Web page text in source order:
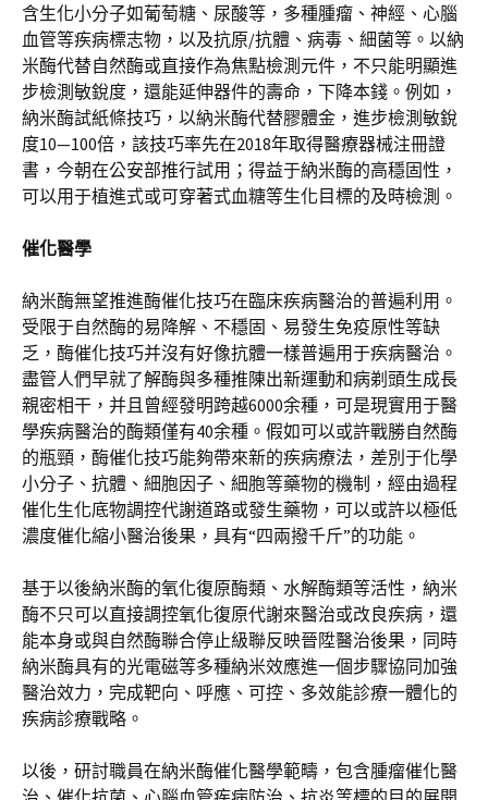
含生化小分子如葡萄糖、尿酸等，多種腫瘤、神經、心腦
血管等疾病標志物，以及抗原/抗體、病毒、細菌等。以納
米酶代替自然酶或直接作為焦點檢測元件，不只能明顯進
步檢測敏銳度，還能延伸器件的壽命，下降本錢。例如，
納米酶試紙條技巧，以納米酶代替膠體金，進步檢測敏銳
度10—100倍，該技巧率先在2018年取得醫療器械注冊證
書，今朝在公安部推行試用；得益于納米酶的高穩固性，
可以用于植進式或可穿著式血糖等生化目標的及時檢測。
催化醫學
納米酶無望推進酶催化技巧在臨床疾病醫治的普遍利用。
受限于自然酶的易降解、不穩固、易發生免疫原性等缺
乏，酶催化技巧并沒有好像抗體一樣普遍用于疾病醫治。
盡管人們早就了解酶與多種推陳出新運動和病剃頭生成長
親密相干，并且曾經發明跨越6000余種，可是現實用于醫
學疾病醫治的酶類僅有40余種。假如可以或許戰勝自然酶
的瓶頸，酶催化技巧能夠帶來新的疾病療法，差別于化學
小分子、抗體、細胞因子、細胞等藥物的機制，經由過程
催化生化底物調控代謝道路或發生藥物，可以或許以極低
濃度催化縮小醫治後果，具有“四兩撥千斤”的功能。
基于以後納米酶的氧化復原酶類、水解酶類等活性，納米
酶不只可以直接調控氧化復原代謝來醫治或改良疾病，還
能本身或與自然酶聯合停止級聯反映晉陞醫治後果，同時
納米酶具有的光電磁等多種納米效應進一個步驟協同加強
醫治效力，完成靶向、呼應、可控、多效能診療一體化的
疾病診療戰略。
以後，研討職員在納米酶催化醫學範疇，包含腫瘤催化醫